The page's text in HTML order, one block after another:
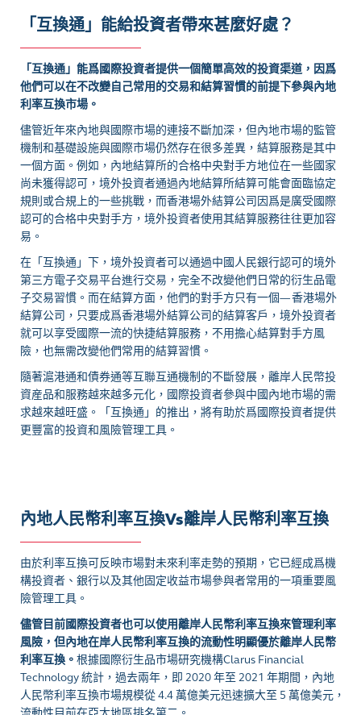
「互換通」能給投資者帶來甚麼好處？
「互換通」能爲國際投資者提供一個簡單高效的投資渠道，因爲
他們可以在不改變自己常用的交易和結算習慣的前提下參與內地
利率互換市場。
儘管近年來內地與國際市場的連接不斷加深，但內地市場的監管
機制和基礎設施與國際市場仍然存在很多差異，結算服務是其中
一個方面。例如，內地結算所的合格中央對手方地位在一些國家
尚未獲得認可，境外投資者通過內地結算所結算可能會面臨協定
規則或合規上的一些挑戰，而香港場外結算公司因爲是廣受國際
認可的合格中央對手方，境外投資者使用其結算服務往往更加容
易。
在「互換通」下，境外投資者可以通過中國人民銀行認可的境外
第三方電子交易平台進行交易，完全不改變他們日常的衍生品電
子交易習慣。而在結算方面，他們的對手方只有一個—香港場外
結算公司，只要成爲香港場外結算公司的結算客戶，境外投資者
就可以享受國際一流的快捷結算服務，不用擔心結算對手方風
險，也無需改變他們常用的結算習慣。
隨著滬港通和債券通等互聯互通機制的不斷發展，離岸人民幣投
資産品和服務越來越多元化，國際投資者參與中國內地市場的需
求越來越旺盛。「互換通」的推出，將有助於爲國際投資者提供
更豐富的投資和風險管理工具。
內地人民幣利率互換Vs離岸人民幣利率互換
由於利率互換可反映市場對未來利率走勢的預期，它已經成爲機
構投資者、銀行以及其他固定收益市場參與者常用的一項重要風
險管理工具。
儘管目前國際投資者也可以使用離岸人民幣利率互換來管理利率
風險，但內地在岸人民幣利率互換的流動性明顯優於離岸人民幣
利率互換。 根據國際衍生品市場研究機構Clarus Financial
Technology統計，過去兩年，即 2020年至 2021 年期間，內地
人民幣利率互換市場規模從4.4萬億美元迅速擴大至 5 萬億美元，